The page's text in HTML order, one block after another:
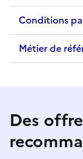
Conditions
Métier de
Des